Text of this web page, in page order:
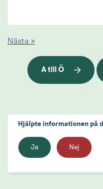
Nästa »
A till Ö
Hjälpte informationen på
Ja Nej